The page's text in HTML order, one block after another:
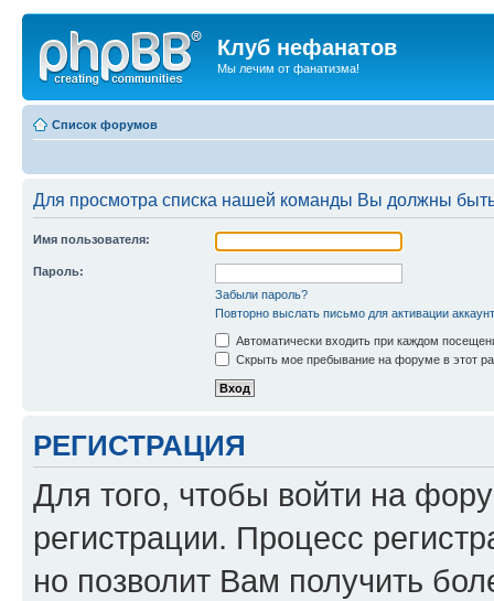
Клуб нефанатов
Мы лечим от фанатизма!
Список форумов
Для просмотра списка нашей команды Вы должны
Имя пользователя:
Пароль:
Забыли пароль?
Повторно выслать письмо для активации
Автоматически входить при каждом
Скрыть мое пребывание на форуме в этот
РЕГИСТРАЦИЯ
Для того, чтобы войти на
регистрации. Процесс
но позволит Вам получить